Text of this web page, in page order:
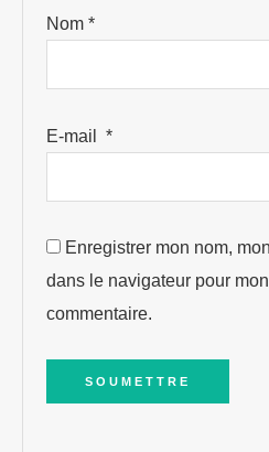
Nom*
E-mail*
Enregistrer mon nom,
dans le navigateur pour
commentaire.